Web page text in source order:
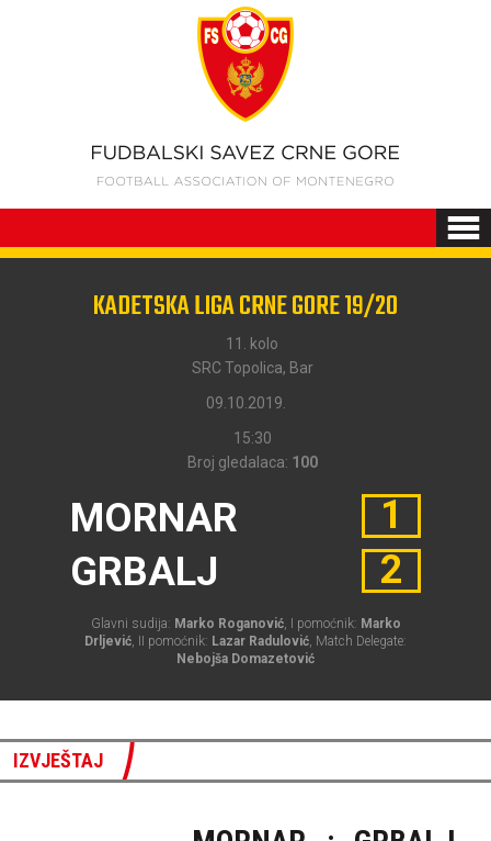
KADETSKA LIGA CRNE GORE 19/20
11. kolo
SRC Topolica, Bar
09.10.2019.
15:30
Broj gledalaca: 100
MORNAR
GRBALJ
1
2
Glavni sudija: Marko Roganović, I pomoćnik: Marko
Drljević, II pomoćnik: Lazar Radulović, Match Delegate:
Nebojša Domazetović
IZVJEŠTAJ